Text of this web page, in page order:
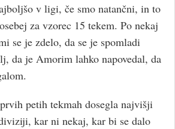
v ligi, če smo natančni, in to
za vzorec 15 tekem. Po nekaj
se je zdelo, da se je spomladi
da je Amorim lahko napovedal, da
petih tekmah dosegla najvišji
kar ni nekaj, kar bi se dalo